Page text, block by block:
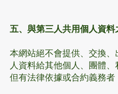
五、與第三人共用個人資料
本網站絕不會提供、交換、
人資料給其他個人、團體、
但有法律依據或合約義務者